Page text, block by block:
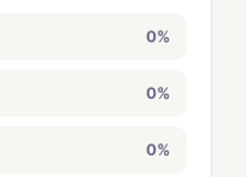
0%
0%
0%